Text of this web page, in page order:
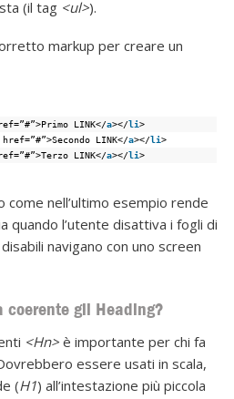
(il tag <ul>).
markup per creare un
LINK</a></li>
href=”#”>Secondo LINK</a></li>
LINK</a></li>
nell’ultimo esempio rende
quando l’utente disattiva i fogli di
navigano con uno screen
coerente gli Heading?
<Hn> è importante per chi fa
essere usati in scala,
(H1) all’intestazione più piccola